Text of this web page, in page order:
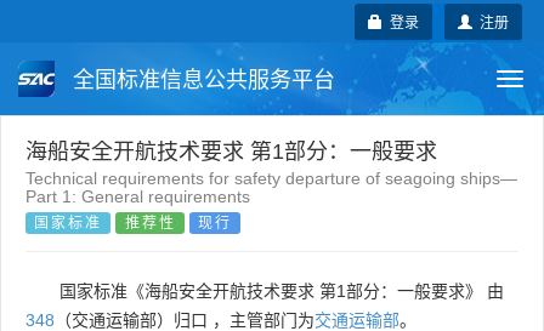
注册
登录
全国标准信息公共服务平台
国家标准 行业标准 地方标准
团体标准 企业标准
海船安全开航技术要求 第1部分：一般要求
Technical requirements for safety departure of seagoing ships—
Part 1: General requirements
国家标准 推荐性 现行
国家标准《海船安全开航技术要求 第1部分：一般要求》 由
348 （交通运输部）归口 ，主管部门为交通运输部。